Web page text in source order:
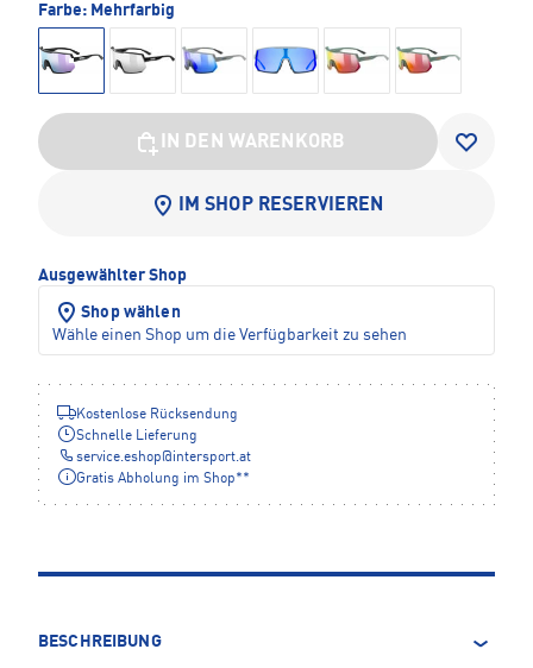
Farbe: Mehrfarbig
IN DEN WARENKORB
IM SHOP RESERVIEREN
Ausgewählter Shop
Shop wählen
Wähle einen Shop um die Verfügbarkeit zu sehen
Kostenlose Rücksendung
Schnelle Lieferung
service.eshop@intersport.at
Gratis Abholung im Shop**
BESCHREIBUNG